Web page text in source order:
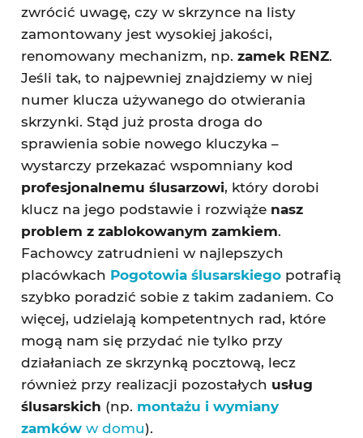
zwrócić uwagę, czy w skrzynce na listy
zamontowany jest wysokiej jakości,
renomowany mechanizm, np. zamek RENZ.
Jeśli tak, to najpewniej znajdziemy w niej
numer klucza używanego do otwierania
skrzynki. Stąd już prosta droga do
sprawienia sobie nowego kluczyka –
wystarczy przekazać wspomniany kod
profesjonalnemu ślusarzowi, który dorobi
klucz na jego podstawie i rozwiąże nasz
problem z zablokowanym zamkiem.
Fachowcy zatrudnieni w najlepszych
placówkach Pogotowia ślusarskiegopotrafią
szybko poradzić sobie z takim zadaniem. Co
więcej, udzielają kompetentnych rad, które
mogą nam się przydać nie tylko przy
działaniach ze skrzynką pocztową, lecz
również przy realizacji pozostałych usług
ślusarskich (np. montażu i wymiany
zamkóww domu).